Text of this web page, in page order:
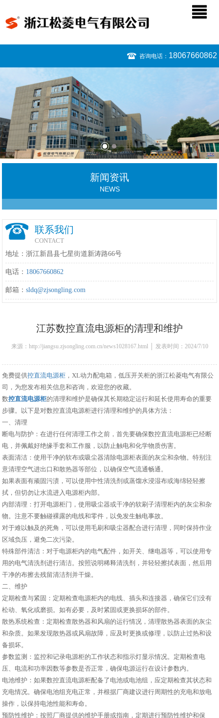
咨询电话： 18067660862
新闻资讯
NEWS
联系我们
CONTACT
地址：浙江新昌县七星街道新涛路66号
电话： 18067660862
邮箱：sldq@zjsongling.com
江苏数控直流电源柜的清理和维护
来源：http://jiangsu.zjsongling.com.cn/news1028167.html │ 发表时间：2024/7/10
免费提供控直流电源柜 ，XL动力配电箱，低压开关柜的浙江松菱电气有限公
司，为您发布相关信息和咨询，欢迎您的收藏。
数控直流电源柜的清理和维护是确保其长期稳定运行和延长使用寿命的重要
步骤。以下是对数控直流电源柜进行清理和维护的具体方法：
一、清理
断电与防护：在进行任何清理工作之前，首先要确保数控直流电源柜已经断
电，并佩戴好绝缘手套和工作服，以防止触电和化学物质伤害。
表面清洁：使用干净的软布或吸尘器清除电源柜表面的灰尘和杂物。特别注
意清理空气进出口和散热器等部位，以确保空气流通畅通。
如果表面有顽固污渍，可以使用中性清洗剂或蒸馏水浸湿布或海绵轻轻擦
拭，但切勿让水流进入电源柜内部。
内部清理：打开电源柜门，使用吸尘器或干净的软刷子清理柜内的灰尘和杂
物。注意不要触碰裸露的电线和零件，以免发生触电事故。
对于难以触及的死角，可以使用毛刷和吸尘器配合进行清理，同时保持作业
区域负压，避免二次污染。
特殊部件清洁：对于电源柜内的电气配件，如开关、继电器等，可以使用专
用的电气清洗剂进行清洁。按照说明稀释清洗剂，并轻轻擦拭表面，然后用
干净的布擦去残留清洁剂并干燥。
二、维护
定期检查与紧固：定期检查电源柜内的电线、插头和连接器，确保它们没有
松动、氧化或磨损。如有必要，及时紧固或更换损坏的部件。
散热系统检查：定期检查散热器和风扇的运行情况，清理散热器表面的灰尘
和杂质。如果发现散热器或风扇故障，应及时更换或修理，以防止过热和设
备损坏。
参数监测：监控和记录电源柜的工作状态和指示灯显示情况。定期检查电
压、电流和功率因数等参数是否正常，确保电源运行在设计参数内。
电池维护：如果数控直流电源柜配备了电池或电池组，应定期检查其状态和
充电情况。确保电池组充电正常，并根据厂商建议进行周期性的充电和放电
操作，以保持电池性能和寿命。
预防性维护：按照厂商提供的维护手册或指南，定期进行预防性维护和保